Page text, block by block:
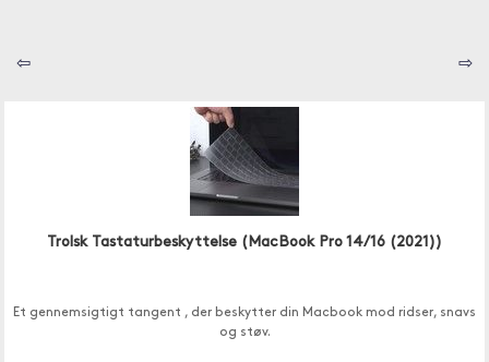
⇦ ⇨
Trolsk Tastaturbeskyttelse (MacBook Pro 14/16 (2021))
Et gennemsigtigt tangent , der beskytter din Macbook mod ridser, snavs
og støv.